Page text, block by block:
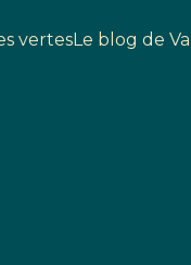
vertesLe blog de Val